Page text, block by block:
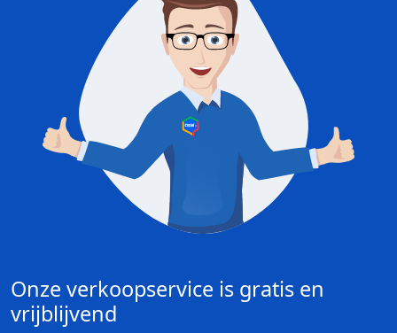
Onze verkoopservice is gratis en
vrijblijvend